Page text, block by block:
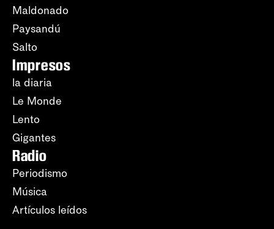
Maldonado
Paysandú
Salto
Impresos
la diaria
Le Monde
Lento
Gigantes
Radio
Periodismo
Música
Artículos leídos